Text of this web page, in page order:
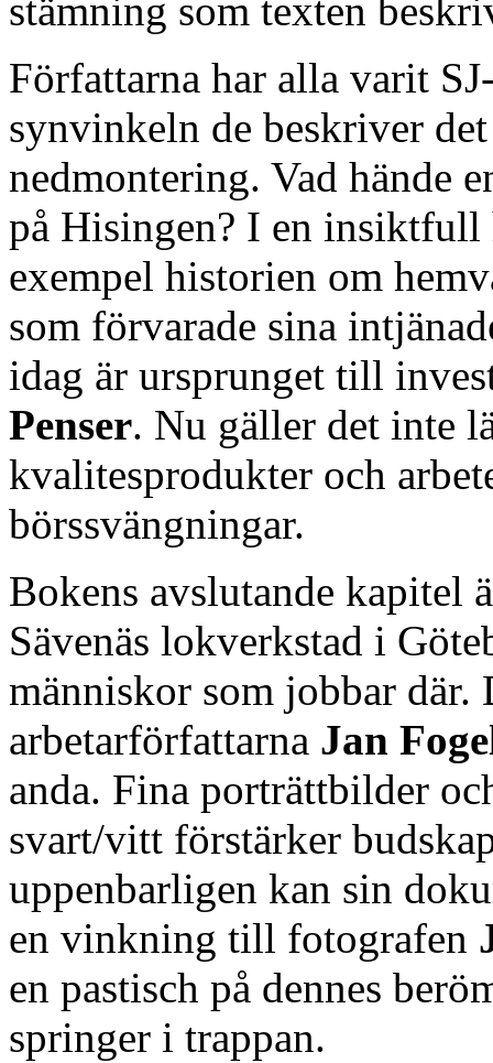
stämning som texten
Författarna har alla varit
synvinkeln de beskriver
nedmontering. Vad hände
på Hisingen? I en
exempel historien om
som förvarade sina
idag är ursprunget till
Penser. Nu gäller det inte
kvalitesprodukter och
börssvängningar.
Bokens avslutande kapitel
Sävenäs lokverkstad i
människor som jobbar där.
arbetarförfattarna Jan
anda. Fina porträttbilder
svart/vitt förstärker
uppenbarligen kan sin
en vinkning till fotografen
en pastisch på dennes
springer i trappan.